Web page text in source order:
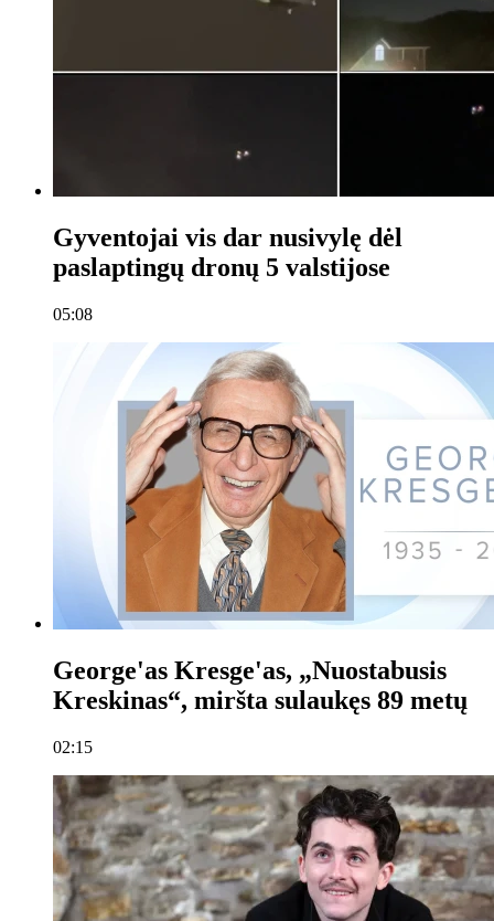
Gyventojai vis dar nusivylę dėl
paslaptingų dronų 5 valstijose
05:08
George'as Kresge'as, „Nuostabusis
Kreskinas“, miršta sulaukęs 89 metų
02:15